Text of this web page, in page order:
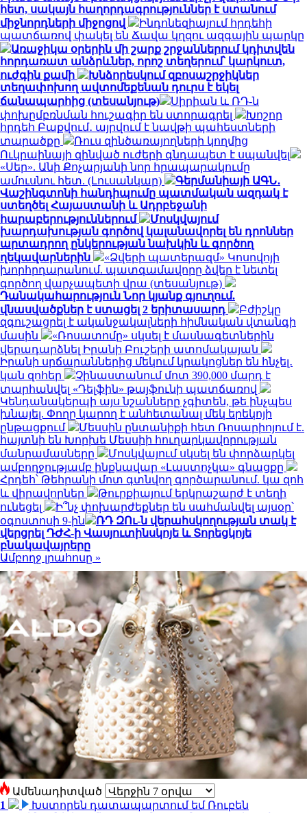
հետ, սակայն հաղորդագրություններ է ստանում
միջնորդների միջոցով
Ինդոնեզիայում հրդեհի
պատճառով փակել են Ճավա կղզու ազգային պարկը
Առաջիկա օրերին մի շարք շրջաններում կդիտվեն
հորդառատ անձրևներ, որոշ տեղերում՝ կարկուտ,
ուժգին քամի
Խնձորեսկում զբոսաշրջիկներ
տեղափոխող ավտոմեքենան դուրս է եկել
ճանապարհից (տեսանյութ)
Սիրիան և ՌԴ-ն
փոխըմբռնման հուշագիր են ստորագրել
Խոշոր
հրդեհ Բաքվում․ այրվում է նավթի պահեստների
տարածքը
Ռուս զինծառայողների կողմից
Ուկրաինայի զինված ուժերի գնդապետ է սպանվել
«Սեր». Անի Քոչարյանի նոր հրապարակումը
ամուսնու հետ. (Լուսանկար)
Գերմանիայի ԱԳՆ․
Վաշինգտոնի հանդիպումը պատմական ազդակ է
ստեղծել Հայաստանի և Ադրբեջանի
հարաբերություններում
Մոսկվայում
խարդախության գործով կալանավորել են դրոններ
արտադրող ընկերության նախկին և գործող
ղեկավարներին
«Ձվերի պատերազմ» Կոսովոյի
խորհրդարանում. պատգամավորը ձվեր է նետել
գործող վարչապետի վրա (տեսանյութ)
Դանակահարություն Նոր կյանք գյուղում.
վնասվածքներ է ստացել 2 երիտասարդ
Բժիշկը
զգուշացրել է ականջակալների հիմնական վտանգի
մասին
«Ռոսատոմը» սկսել է մասնագետներին
վերադարձնել Իրանի Բուշերի ատոմակայան
Իրանի սրճարաններից մեկում կրակոցներ են հնչել․
կան զոհեր
Չինաստանում մոտ 390,000 մարդ է
տարհանվել «Դելֆին» թայֆունի պատճառով
Կենդանակերպի այս նշանները չգիտեն, թե ինչպես
խնայել. Փողը կարող է անհետանալ մեկ երեկոյի
ընթացքում
Մեսսին ընտանիքի հետ Ռոսարիոյում է.
հայտնի են Խորխե Մեսսիի հուղարկավորության
մանրամասները
Մոսկվայում սկսել են փորձարկել
ամբողջությամբ ինքնավար «Լաստոչկա» գնացքը
Հրդեհ՝ Թեհրանի մոտ գտնվող գործարանում. կա զոհ
և վիրավորներ
Թուրքիայում երկրաշարժ է տեղի
ունեցել
Ի՞նչ փոխարժեքներ են սահմանվել այսօր՝
օգոստոսի 9-ին
ՌԴ ԶՈւ-ն վերահսկողության տակ է
վերցրել ԴԺՀ-ի Վասյուտինսկոյե և Տորեցկոյե
բնակավայրերը
Ամբողջ լրահոսը »
Ամենադիտված
1
Խստորեն դատապարտում եմ Ռուբեն